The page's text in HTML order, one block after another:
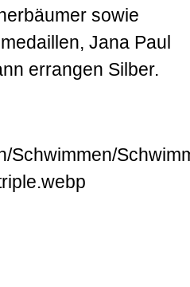
sowie
Jana Paul
errangen Silber.